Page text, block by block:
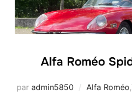
Alfa Roméo
par admin5850 Alfa Roméo,